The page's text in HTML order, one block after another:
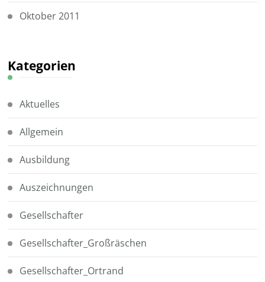
Oktober 2011
Kategorien
Aktuelles
Allgemein
Ausbildung
Auszeichnungen
Gesellschafter
Gesellschafter_Großräschen
Gesellschafter_Ortrand